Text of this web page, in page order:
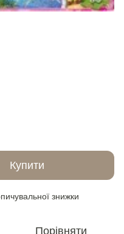
Купити
знижки
Порівняти